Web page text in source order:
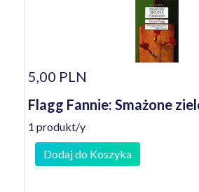
5,00 PLN
Flagg Fannie: Smażone
1 produkt/y
Dodaj do Koszyka